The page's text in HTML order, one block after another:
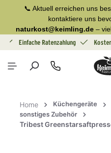
springen
📞 Aktuell erreichen uns
kontaktiere uns
naturkost@keimling.de–
Einfache Ratenzahlung
Home Küchengeräte
sonstiges Zubehör
Tribest